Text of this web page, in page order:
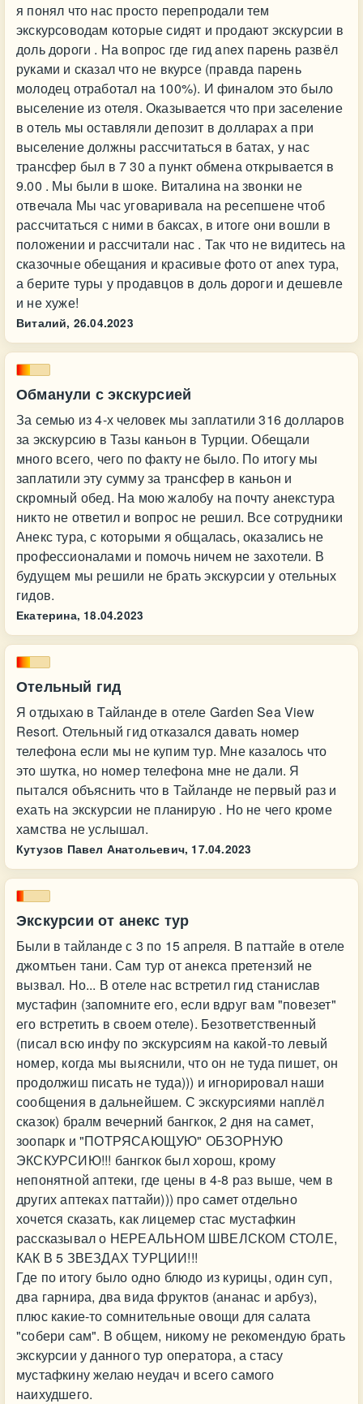
я понял что нас просто перепродали тем
экскурсоводам которые сидят и продают экскурсии в
доль дороги . На вопрос где гид anex парень развёл
руками и сказал что не вкурсе (правда парень
молодец отработал на 100%). И финалом это было
выселение из отеля. Оказывается что при заселение
в отель мы оставляли депозит в долларах а при
выселение должны рассчитаться в батах, у нас
трансфер был в 7 30 а пункт обмена открывается в
9.00 . Мы были в шоке. Виталина на звонки не
отвечала Мы час уговаривала на ресепшене чтоб
рассчитаться с ними в баксах, в итоге они вошли в
положении и рассчитали нас . Так что не видитесь на
сказочные обещания и красивые фото от anex тура,
а берите туры у продавцов в доль дороги и дешевле
и не хуже!
Виталий, 26.04.2023
Обманули с экскурсией
За семью из 4-х человек мы заплатили 316 долларов
за экскурсию в Тазы каньон в Турции. Обещали
много всего, чего по факту не было. По итогу мы
заплатили эту сумму за трансфер в каньон и
скромный обед. На мою жалобу на почту анекстура
никто не ответил и вопрос не решил. Все сотрудники
Анекс тура, с которыми я общалась, оказались не
профессионалами и помочь ничем не захотели. В
будущем мы решили не брать экскурсии у отельных
гидов.
Екатерина, 18.04.2023
Отельный гид
Я отдыхаю в Тайланде в отеле Garden Sea View
Resort. Отельный гид отказался давать номер
телефона если мы не купим тур. Мне казалось что
это шутка, но номер телефона мне не дали. Я
пытался объяснить что в Тайланде не первый раз и
ехать на экскурсии не планирую . Но не чего кроме
хамства не услышал.
Кутузов Павел Анатольевич, 17.04.2023
Экскурсии от анекс тур
Были в тайланде с 3 по 15 апреля. В паттайе в отеле
джомтьен тани. Сам тур от анекса претензий не
вызвал. Но... В отеле нас встретил гид станислав
мустафин (запомните его, если вдруг вам "повезет"
его встретить в своем отеле). Безответственный
(писал всю инфу по экскурсиям на какой-то левый
номер, когда мы выяснили, что он не туда пишет, он
продолжиш писать не туда))) и игнорировал наши
сообщения в дальнейшем. С экскурсиями наплёл
сказок) бралм вечерний бангкок, 2 дня на самет,
зоопарк и "ПОТРЯСАЮЩУЮ" ОБЗОРНУЮ
ЭКСКУРСИЮ!!! бангкок был хорош, крому
непонятной аптеки, где цены в 4-8 раз выше, чем в
других аптеках паттайи))) про самет отдельно
хочется сказать, как лицемер стас мустафкин
рассказывал о НЕРЕАЛЬНОМ ШВЕЛСКОМ СТОЛЕ,
КАК В 5 ЗВЕЗДАХ ТУРЦИИ!!!
Где по итогу было одно блюдо из курицы, один суп,
два гарнира, два вида фруктов (ананас и арбуз),
плюс какие-то сомнительные овощи для салата
"собери сам". В общем, никому не рекомендую брать
экскурсии у данного тур оператора, а стасу
мустафкину желаю неудач и всего самого
наихудшего.